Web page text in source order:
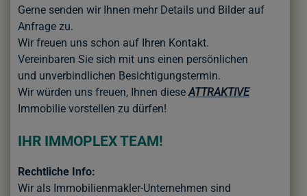
Gerne senden wir Ihnen mehr Details und Bilder auf
Anfrage zu.
Wir freuen uns schon auf Ihren Kontakt.
Vereinbaren Sie sich mit uns einen persönlichen
und unverbindlichen Besichtigungstermin.
Wir würden uns freuen, Ihnen diese ATTRAKTIVE
Immobilie vorstellen zu dürfen!
IHR IMMOPLEX TEAM!
Rechtliche Info:
Wir als Immobilienmakler-Unternehmen sind